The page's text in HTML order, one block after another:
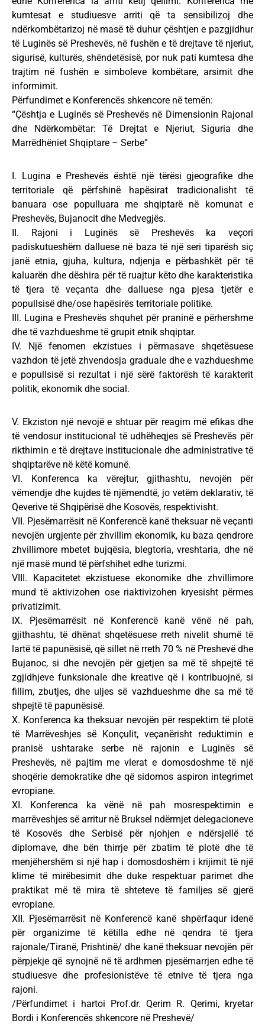
kumtesat e studiuesve arriti që ta sensibilizoj dhe
ndërkombëtarizoj në masë të duhur çështjen e pazgjidhur
të Luginës së Preshevës, në fushën e të drejtave të njeriut,
sigurisë, kulturës, shëndetësisë, por nuk pati kumtesa dhe
trajtim në fushën e simboleve kombëtare, arsimit dhe
informimit.
Përfundimet e Konferencës shkencore në temën:
“Çështja e Luginës së Preshevës në Dimensionin Rajonal
dhe Ndërkombëtar: Të Drejtat e Njeriut, Siguria dhe
Marrëdhëniet Shqiptare – Serbe”
I. Lugina e Preshevës është një tërësi gjeografike dhe
territoriale që përfshinë hapësirat tradicionalisht të
banuara ose populluara me shqiptarë në komunat e
Preshevës, Bujanocit dhe Medvegjës.
II. Rajoni i Luginës së Preshevës ka veçori
padiskutueshëm dalluese në baza të një seri tiparësh siç
janë etnia, gjuha, kultura, ndjenja e përbashkët për të
kaluarën dhe dëshira për të ruajtur këto dhe karakteristika
të tjera të veçanta dhe dalluese nga pjesa tjetër e
popullsisë dhe/ose hapësirës territoriale politike.
III. Lugina e Preshevës shquhet për praninë e përhershme
dhe të vazhdueshme të grupit etnik shqiptar.
IV. Një fenomen ekzistues i përmasave shqetësuese
vazhdon të jetë zhvendosja graduale dhe e vazhdueshme
e popullsisë si rezultat i një sërë faktorësh të karakterit
politik, ekonomik dhe social.
V. Ekziston një nevojë e shtuar për reagim më efikas dhe
të vendosur institucional të udhëheqjes së Preshevës për
rikthimin e të drejtave institucionale dhe administrative të
shqiptarëve në këtë komunë.
VI. Konferenca ka vërejtur, gjithashtu, nevojën për
vëmendje dhe kujdes të njëmendtë, jo vetëm deklarativ, të
Qeverive të Shqipërisë dhe Kosovës, respektivisht.
VII. Pjesëmarrësit në Konferencë kanë theksuar në veçanti
nevojën urgjente për zhvillim ekonomik, ku baza qendrore
zhvillimore mbetet bujqësia, blegtoria, vreshtaria, dhe në
një masë mund të përfshihet edhe turizmi.
VIII. Kapacitetet ekzistuese ekonomike dhe zhvillimore
mund të aktivizohen ose riaktivizohen kryesisht përmes
privatizimit.
IX. Pjesëmarrësit në Konferencë kanë vënë në pah,
gjithashtu, të dhënat shqetësuese rreth nivelit shumë të
lartë të papunësisë, që sillet në rreth 70 % në Preshevë dhe
Bujanoc, si dhe nevojën për gjetjen sa më të shpejtë të
zgjidhjeve funksionale dhe kreative që i kontribuojnë, si
fillim, zbutjes, dhe uljes së vazhdueshme dhe sa më të
shpejtë të papunësisë.
X. Konferenca ka theksuar nevojën për respektim të plotë
të Marrëveshjes së Konçulit, veçanërisht reduktimin e
pranisë ushtarake serbe në rajonin e Luginës së
Preshevës, në pajtim me vlerat e domosdoshme të një
shoqërie demokratike dhe që sidomos aspiron integrimet
evropiane.
XI. Konferenca ka vënë në pah mosrespektimin e
marrëveshjes së arritur në Bruksel ndërmjet delegacioneve
të Kosovës dhe Serbisë për njohjen e ndërsjellë të
diplomave, dhe bën thirrje për zbatim të plotë dhe të
menjëhershëm si një hap i domosdoshëm i krijimit të një
klime të mirëbesimit dhe duke respektuar parimet dhe
praktikat më të mira të shteteve të familjes së gjerë
evropiane.
XII. Pjesëmarrësit në Konferencë kanë shpërfaqur idenë
për organizime të këtilla edhe në qendra të tjera
rajonale/Tiranë, Prishtinë/ dhe kanë theksuar nevojën për
përpjekje që synojnë në të ardhmen pjesëmarrjen edhe të
studiuesve dhe profesionistëve të etnive të tjera nga
rajoni.
/Përfundimet i hartoi Prof.dr. Qerim R. Qerimi, kryetar
Bordi i Konferencës shkencore në Preshevë/